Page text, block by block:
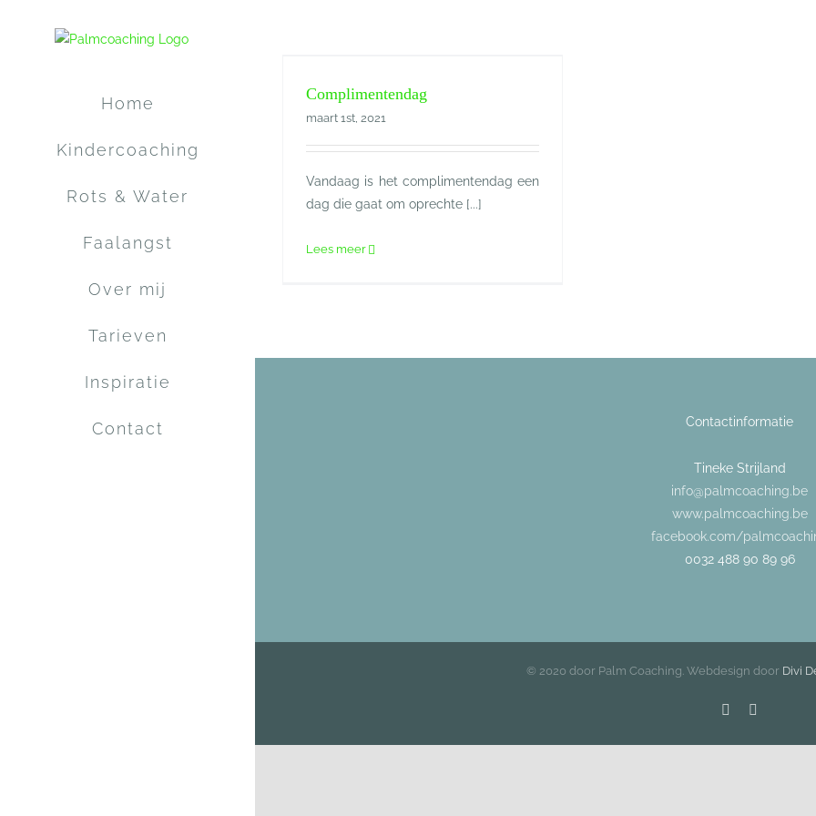
Home
Kindercoaching
Rots & Water
Faalangst
Over mij
Tarieven
Inspiratie
Contact
Complimentendag
maart 1st, 2021
Vandaag is het complimentendag een
dag die gaat om oprechte [...]
Lees meer
Contactinformatie
Tineke Strijland
info@palmcoaching.be
www.palmcoaching.be
facebook.com/
0032 488 90 89 96
© 2020 door Palm Coaching. Webdesign door Divi
Facebook